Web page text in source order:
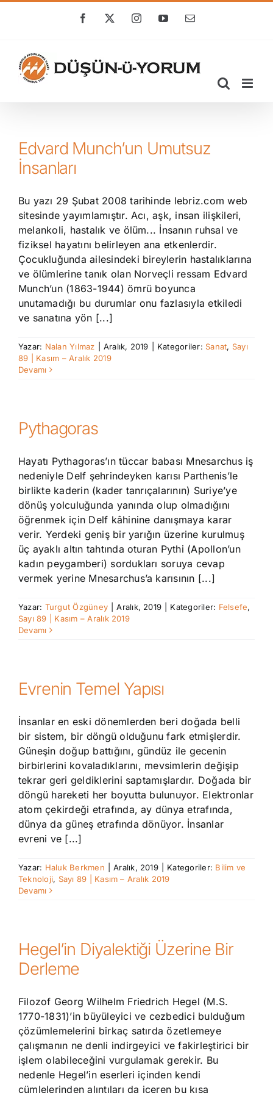
Facebook
X InstagramYouTube
E-
Edvard Munch’un Umutsuz
İnsanları
Bu yazı 29 Şubat 2008 tarihinde lebriz.com web
sitesinde yayımlamıştır. Acı, aşk, insan ilişkileri,
melankoli, hastalık ve ölüm... İnsanın ruhsal ve
fiziksel hayatını belirleyen ana etkenlerdir.
Çocukluğunda ailesindeki bireylerin hastalıklarına
ve ölümlerine tanık olan Norveçli ressam Edvard
Munch’un (1863-1944) ömrü boyunca
unutamadığı bu durumlar onu fazlasıyla etkiledi
ve sanatına yön [...]
Yazar: Nalan Yılmaz Aralık, 2019 Kategoriler: Sanat, Sayı
89 | Kasım – Aralık 2019
Devamı
Pythagoras
Hayatı Pythagoras’ın tüccar babası Mnesarchus iş
nedeniyle Delf şehrindeyken karısı Parthenis’le
birlikte kaderin (kader tanrıçalarının) Suriye’ye
dönüş yolculuğunda yanında olup olmadığını
öğrenmek için Delf kâhinine danışmaya karar
verir. Yerdeki geniş bir yarığın üzerine kurulmuş
üç ayaklı altın tahtında oturan Pythi (Apollon’un
kadın peygamberi) sordukları soruya cevap
vermek yerine Mnesarchus’a karısının [...]
Yazar: Turgut Özgüney Aralık, 2019 Kategoriler: Felsefe,
Sayı 89 | Kasım – Aralık 2019
Devamı
Evrenin Temel Yapısı
İnsanlar en eski dönemlerden beri doğada belli
bir sistem, bir döngü olduğunu fark etmişlerdir.
Güneşin doğup battığını, gündüz ile gecenin
birbirlerini kovaladıklarını, mevsimlerin değişip
tekrar geri geldiklerini saptamışlardır. Doğada bir
döngü hareketi her boyutta bulunuyor. Elektronlar
atom çekirdeği etrafında, ay dünya etrafında,
dünya da güneş etrafında dönüyor. İnsanlar
evreni ve [...]
Yazar: Haluk Berkmen Aralık, 2019 Kategoriler: Bilim ve
Teknoloji, Sayı 89 | Kasım – Aralık 2019
Devamı
Hegel’in Diyalektiği Üzerine Bir
Derleme
Filozof Georg Wilhelm Friedrich Hegel (M.S.
1770-1831)’in büyüleyici ve cezbedici bulduğum
çözümlemelerini birkaç satırda özetlemeye
çalışmanın ne denli indirgeyici ve fakirleştirici bir
işlem olabileceğini vurgulamak gerekir. Bu
nedenle Hegel’in eserleri içinden kendi
cümlelerinden alıntıları da içeren bu kısa